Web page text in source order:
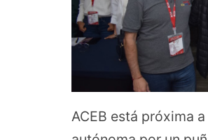
ACEB está próxima